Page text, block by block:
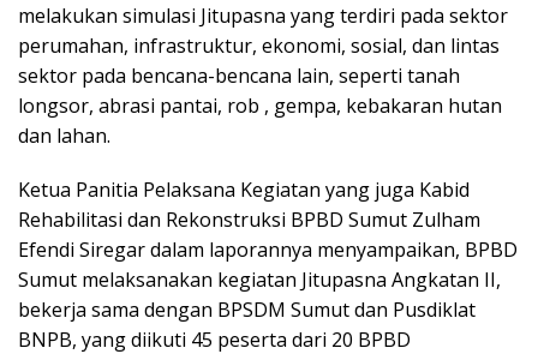
melakukan simulasi Jitupasna yang terdiri pada sektor
perumahan, infrastruktur, ekonomi, sosial, dan lintas
sektor pada bencana-bencana lain, seperti tanah
longsor, abrasi pantai, rob , gempa, kebakaran hutan
dan lahan.
Ketua Panitia Pelaksana Kegiatan yang juga Kabid
Rehabilitasi dan Rekonstruksi BPBD Sumut Zulham
Efendi Siregar dalam laporannya menyampaikan, BPBD
Sumut melaksanakan kegiatan Jitupasna Angkatan II,
bekerja sama dengan BPSDM Sumut dan Pusdiklat
BNPB, yang diikuti 45 peserta dari 20 BPBD